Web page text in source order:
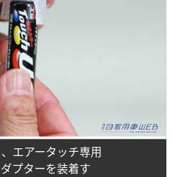
エアータッチ専用
プターを装着す